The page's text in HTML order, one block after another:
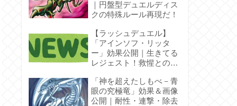
｜円盤型デュエルディス
クの特殊ルール再現だ！
【ラッシュデュエル】
「アインソフ・リッタ
ー」効果公開｜生きてる
レジェスト！救惺との相
「神を超えたしもべ－青
眼の究極竜」効果＆画像
公開｜耐性・連撃・除去